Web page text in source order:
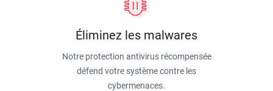
Éliminez les malwares
Notre protection antivirus récompensée
défend votre système contre les
cybermenaces.